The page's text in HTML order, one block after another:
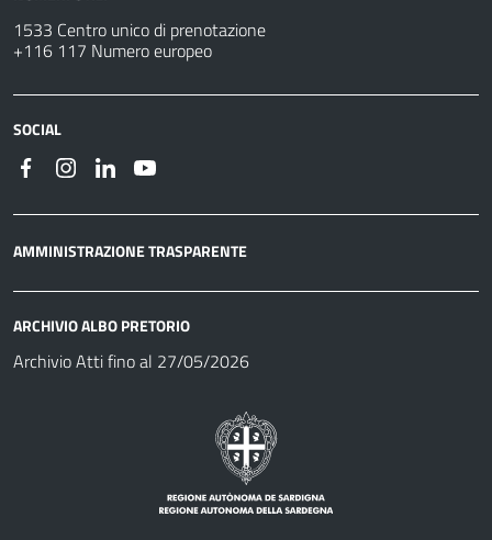
1533 Centro unico di prenotazione
+116 117 Numero europeo
SOCIAL
AMMINISTRAZIONE TRASPARENTE
ARCHIVIO ALBO PRETORIO
Archivio Atti fino al 27/05/2026